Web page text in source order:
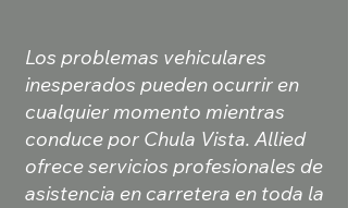
Los problemas vehiculares
inesperados pueden ocurrir en
cualquier momento mientras
conduce por Chula Vista. Allied
ofrece servicios profesionales de
asistencia en carretera en toda la